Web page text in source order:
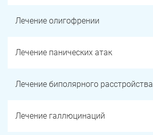
Лечение олигофрении
Лечение панических атак
Лечение биполярного расстройства
Лечение галлюцинаций